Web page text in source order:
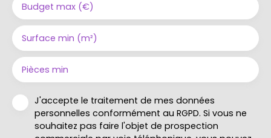
Budget max (€)
Surface min (m²)
Pièces min
J'accepte le traitement de mes données
personnelles conformément au RGPD. Si vous ne
souhaitez pas faire l'objet de prospection